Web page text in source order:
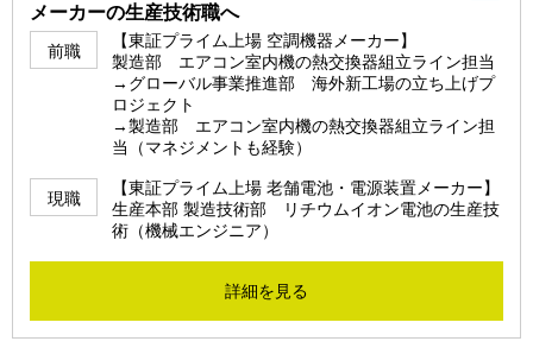
メーカーの生産技術職へ
前職
【東証プライム上場 空調機器メーカー】
製造部 エアコン室内機の熱交換器組立ライン担当
→グローバル事業推進部 海外新工場の立ち上げプ
ロジェクト
→製造部 エアコン室内機の熱交換器組立ライン担
当（マネジメントも経験）
現職
【東証プライム上場 老舗電池・電源装置メーカー】
生産本部 製造技術部 リチウムイオン電池の生産技
術（機械エンジニア）
詳細を見る